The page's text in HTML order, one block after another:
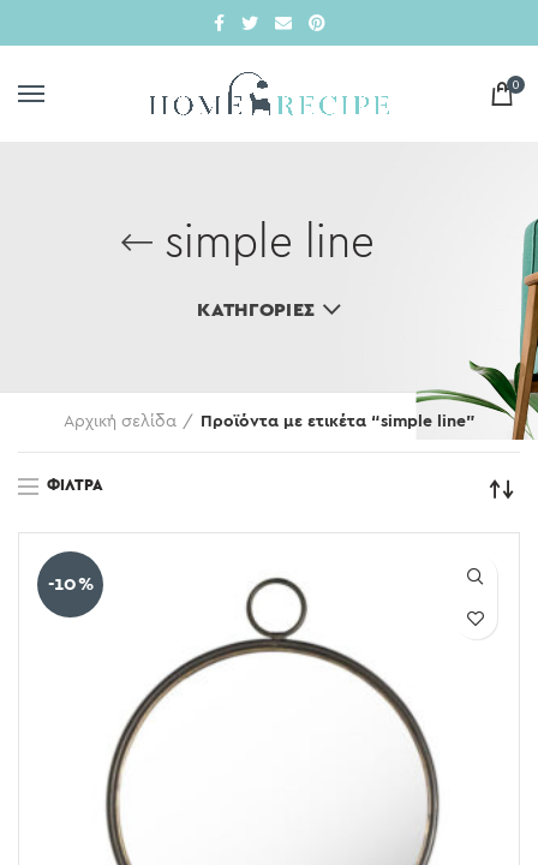
0
simple line
ΚΑΤΗΓΟΡΊΕΣ
Αρχική σελίδα Προϊόντα με ετικέτα “simple line”
ΦΊΛΤΡΑ
-10%